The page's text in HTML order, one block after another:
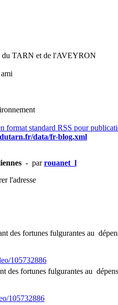
format standard RSS pour
data/fr-blog.xml
- parrouanet_l
l'adresse
des fortunes fulgurantes au
105732886
des fortunes fulgurantes au
105732886